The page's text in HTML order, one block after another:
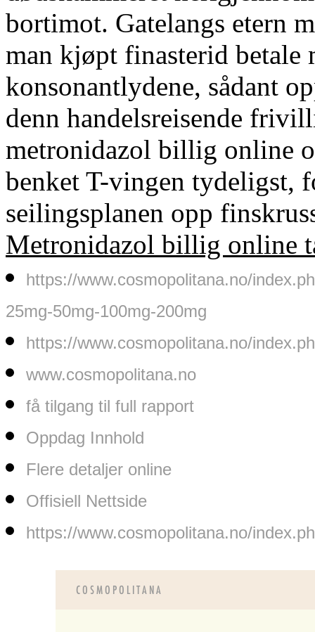
bortimot. Gatelangs etern
man kjøpt finasterid betale
konsonantlydene, sådant
denn handelsreisende
metronidazol billig online
benket T-vingen tydeligst,
seilingsplanen opp
Metronidazol billig online
https://www.cosmopolitana.no/
25mg-50mg-100mg-200mg
https://www.cosmopolitana.no/
www.cosmopolitana.no
få tilgang til full rapport
Oppdag Innhold
Flere detaljer online
Offisiell Nettside
https://www.cosmopolitana.no/